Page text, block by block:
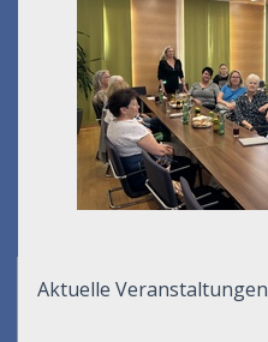
Aktuelle Veranstaltungen